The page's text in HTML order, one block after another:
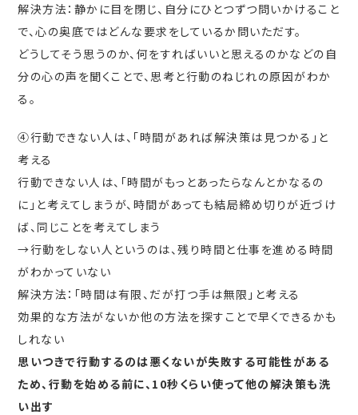
解決方法：静かに目を閉じ、自分にひとつずつ問いかけること
で、心の奥底ではどんな要求をしているか問いただす。
どうしてそう思うのか、何をすればいいと思えるのかなどの自
分の心の声を聞くことで、思考と行動のねじれの原因がわか
る。
④行動できない人は、「時間があれば解決策は見つかる」と
考える
行動できない人は、「時間がもっとあったらなんとかなるの
に」と考えてしまうが、時間があっても結局締め切りが近づけ
ば、同じことを考えてしまう
→行動をしない人というのは、残り時間と仕事を進める時間
がわかっていない
解決方法：「時間は有限、だが打つ手は無限」と考える
効果的な方法がないか他の方法を探すことで早くできるかも
しれない
思いつきで行動するのは悪くないが失敗する可能性がある
ため、行動を始める前に、10秒くらい使って他の解決策も洗
い出す